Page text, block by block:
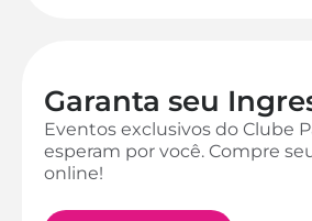
Garanta seu
Eventos exclusivos do Clube
esperam por você. Compre
online!